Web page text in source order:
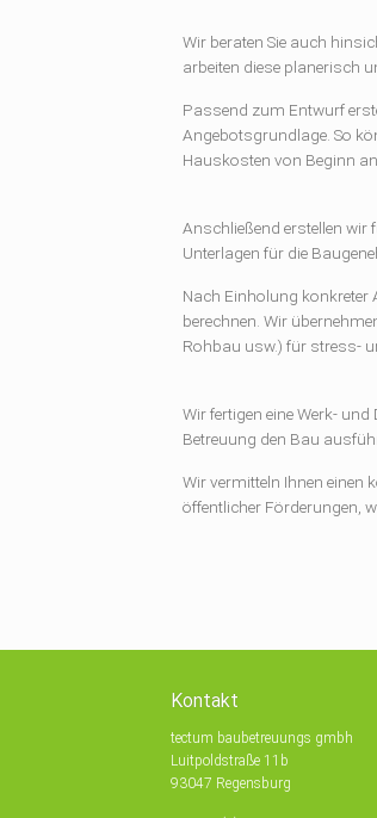
Wir beraten Sie auch
arbeiten diese planerisch
Passend zum Entwurf
Angebotsgrundlage. So
Hauskosten von Beginn
Anschließend erstellen wir
Unterlagen für die
Nach Einholung konkreter
berechnen. Wir
Rohbau usw.) für stress-
Wir fertigen eine Werk-
Betreuung den Bau
Wir vermitteln Ihnen einen
öffentlicher Förderungen,
Kontakt
tectum baubetreuungs gmbh
Luitpoldstraße 11b
93047 Regensburg